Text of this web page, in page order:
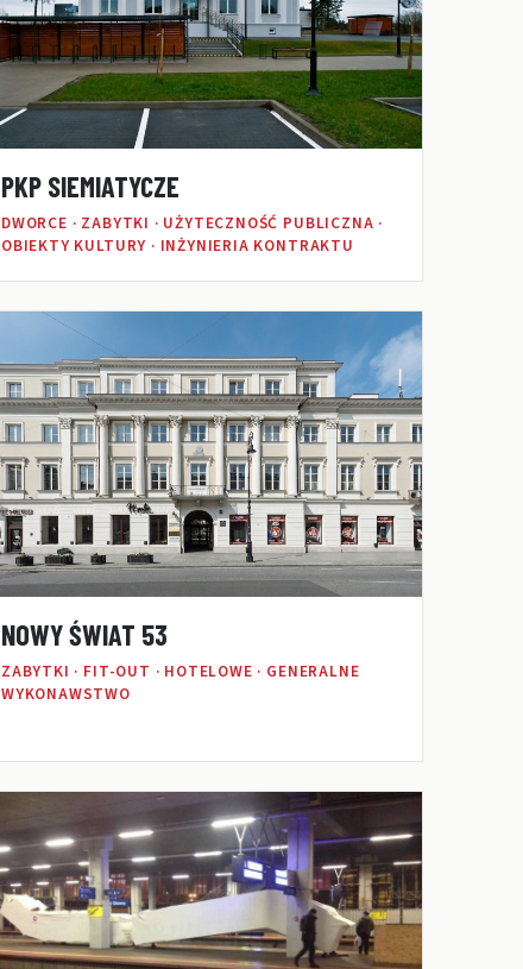
PKP SIEMIATYCZE
DWORCE · ZABYTKI · UŻYTECZNOŚĆ PUBLICZNA ·
OBIEKTY KULTURY · INŻYNIERIA KONTRAKTU
NOWY ŚWIAT 53
ZABYTKI · FIT-OUT · HOTELOWE · GENERALNE
WYKONAWSTWO